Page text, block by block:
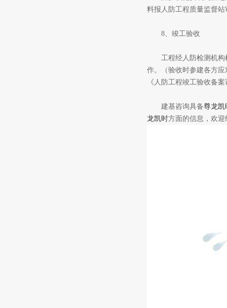
料报人防工程质量监督站
8、竣工验收
工程经人防检测机构检
作。（验收时参建各方
《人防工程竣工验收备
建基咨询具备尊龙凯
龙凯时方面的信息，欢迎